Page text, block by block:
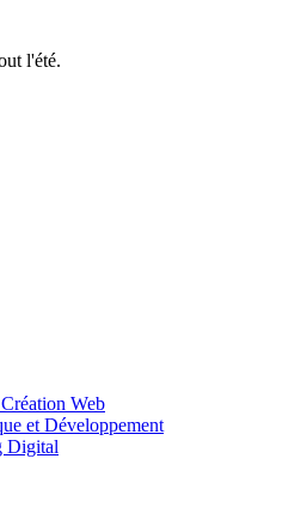
l'été.
Web
et Développement
Digital